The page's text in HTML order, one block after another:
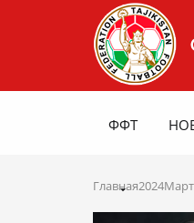
ФФТ
Главная2024Март